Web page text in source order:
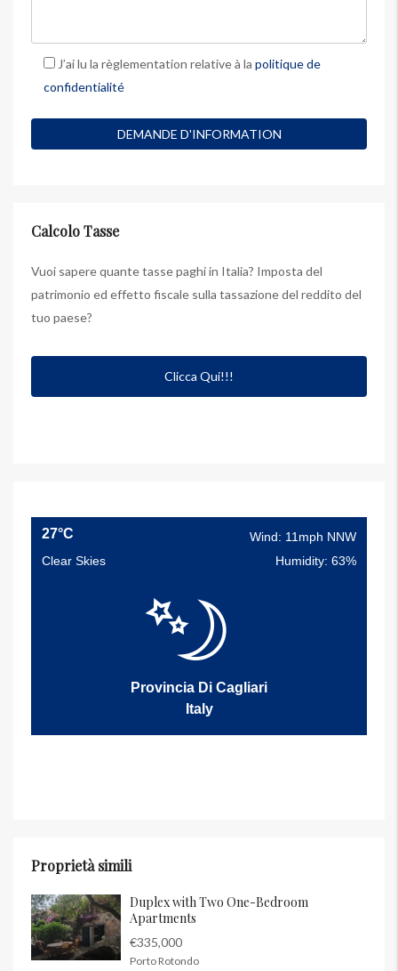
J’ai lu la règlementation relative à la politique de
confidentialité
Calcolo Tasse
Vuoi sapere quante tasse paghi in Italia? Imposta del
patrimonio ed effetto fiscale sulla tassazione del reddito del
tuo paese?
Clicca Qui!!!
27°C
Wind: 11mph NNW
Clear Skies
Humidity: 63%
Provincia Di Cagliari
Italy
Proprietà simili
Duplex with Two One-Bedroom
Apartments
€335,000
Porto Rotondo